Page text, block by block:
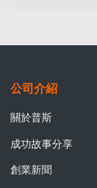
公司介紹
關於普斯
成功故事分享
創業新聞